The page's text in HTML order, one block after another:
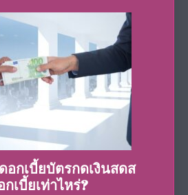
ดอกเบี้ยบัตรกดเงินสดส
เบี้ยเท่าไหร่?